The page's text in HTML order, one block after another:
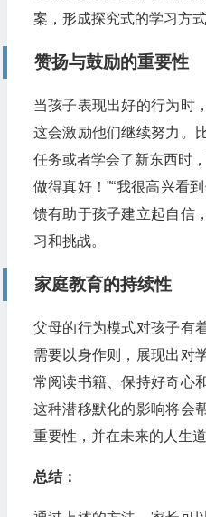
案，形成探究式的学习方式
赞扬与鼓励的重要性
当孩子表现出好的行为时
这会激励他们继续努力。
任务或者学会了新东西时
做得真好！”“我很高兴看
馈有助于孩子建立起自信
习和挑战。
家庭教育的持续性
父母的行为模式对孩子有
需要以身作则，展现出对
常阅读书籍、保持好奇心
这种潜移默化的影响将会
重要性，并在未来的人生
总结：